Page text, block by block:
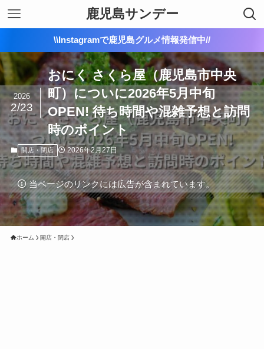
鹿児島サンデー
\\Instagramで鹿児島グルメ情報発信中//
おにく さくら屋（鹿児島市中央
町）についに2026年5月中旬
OPEN! 待ち時間や混雑予想と訪問
時のポイント
2026
2/23
開店・閉店 2026年2月27日
当ページのリンクには広告が含まれています。
ホーム 開店・閉店